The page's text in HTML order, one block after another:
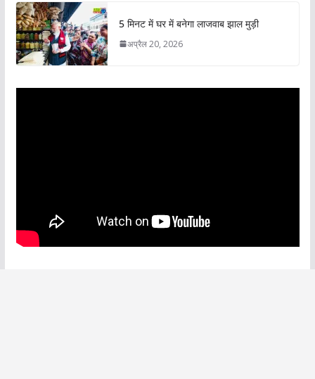
5 मिनट में घर में बनेगा लाजवाब झाल मुड़ी
अप्रैल 20, 2026